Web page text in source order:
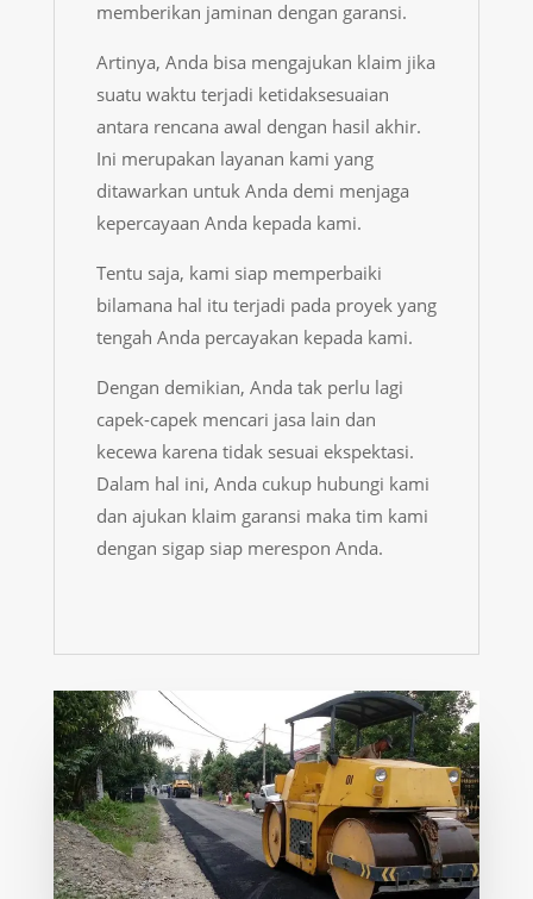
memberikan jaminan dengan garansi.
Artinya, Anda bisa mengajukan klaim jika
suatu waktu terjadi ketidaksesuaian
antara rencana awal dengan hasil akhir.
Ini merupakan layanan kami yang
ditawarkan untuk Anda demi menjaga
kepercayaan Anda kepada kami.
Tentu saja, kami siap memperbaiki
bilamana hal itu terjadi pada proyek yang
tengah Anda percayakan kepada kami.
Dengan demikian, Anda tak perlu lagi
capek-capek mencari jasa lain dan
kecewa karena tidak sesuai ekspektasi.
Dalam hal ini, Anda cukup hubungi kami
dan ajukan klaim garansi maka tim kami
dengan sigap siap merespon Anda.